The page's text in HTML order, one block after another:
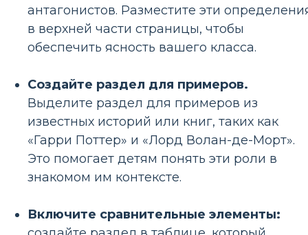
антагонистов. Разместите эти
в верхней части страницы, чтобы
обеспечить ясность вашего класса.
Создайте раздел для примеров.
Выделите раздел для примеров из
известных историй или книг, таких как
«Гарри Поттер» и «Лорд Волан-де-Морт».
Это помогает детям понять эти роли в
знакомом им контексте.
Включите сравнительные элементы: